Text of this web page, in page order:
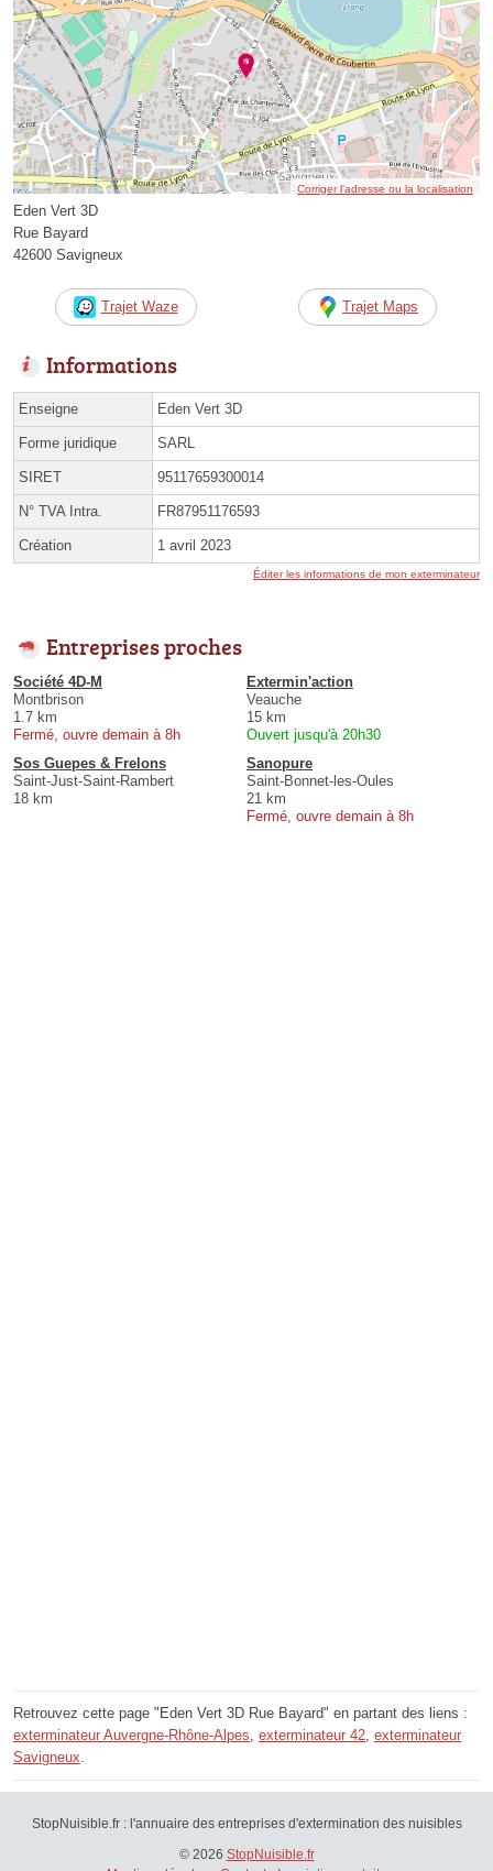
Corriger l’adresse ou la localisation
Eden Vert 3D
Rue Bayard
42600 Savigneux
Trajet Waze Trajet Maps
Informations
Enseigne Eden Vert 3D
Forme juridique SARL
SIRET 95117659300014
N° TVA Intra. FR87951176593
Création 1 avril 2023
Éditer les informations de mon exterminateur
Entreprises proches
Société 4D-M
Montbrison
1.7 km
Fermé, ouvre demain à 8h
Extermin'action
Veauche
15 km
Ouvert jusqu'à 20h30
Sos Guepes & Frelons
Saint-Just-Saint-Rambert
18 km
Sanopure
Saint-Bonnet-les-Oules
21 km
Fermé, ouvre demain à 8h
Retrouvez cette page "Eden Vert 3D Rue Bayard" en partant des liens :
exterminateur Auvergne-Rhône-Alpes, exterminateur 42, exterminateur
Savigneux.
StopNuisible.fr : l'annuaire des entreprises d'extermination des nuisibles
© 2026 StopNuisible.fr